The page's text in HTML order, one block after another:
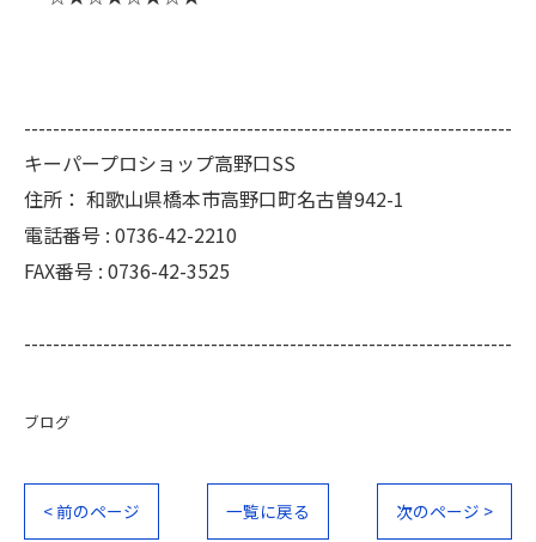
--------------------------------------------------------------------
キーパープロショップ高野口SS
住所： 和歌山県橋本市高野口町名古曽942-1
電話番号 : 0736-42-2210
FAX番号 : 0736-42-3525
--------------------------------------------------------------------
ブログ
< 前のページ 一覧に戻る 次のページ >